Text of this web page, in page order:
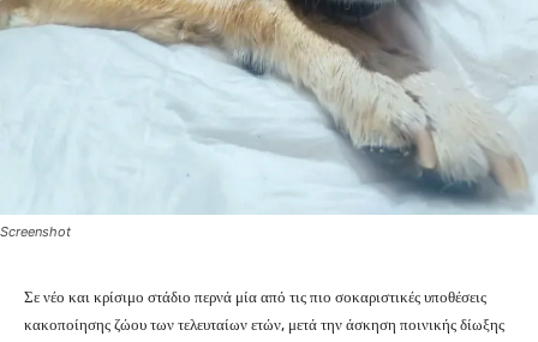
Screenshot
Σε νέο και κρίσιμο στάδιο περνά μία από τις πιο σοκαριστικές υποθέσεις
κακοποίησης ζώου των τελευταίων ετών, μετά την άσκηση ποινικής δίωξης